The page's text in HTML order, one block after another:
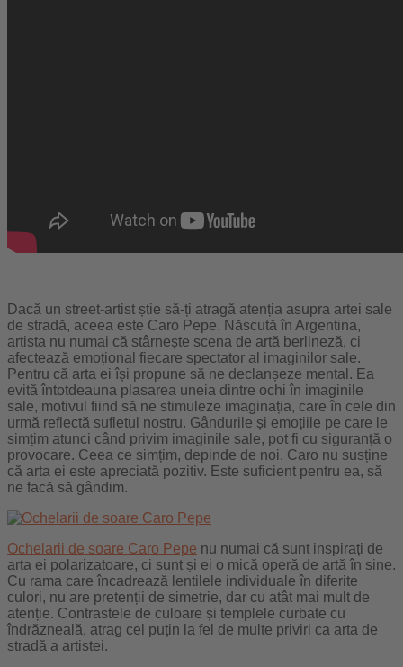
Dacă un street-artist știe să-ți atragă atenția asupra artei sale
de stradă, aceea este Caro Pepe. Născută în Argentina,
artista nu numai că stârnește scena de artă berlineză, ci
afectează emoțional fiecare spectator al imaginilor sale.
Pentru că arta ei își propune să ne declanșeze mental. Ea
evită întotdeauna plasarea uneia dintre ochi în imaginile
sale, motivul fiind să ne stimuleze imaginația, care în cele din
urmă reflectă sufletul nostru. Gândurile și emoțiile pe care le
simțim atunci când privim imaginile sale, pot fi cu siguranță o
provocare. Ceea ce simțim, depinde de noi. Caro nu susține
că arta ei este apreciată pozitiv. Este suficient pentru ea, să
ne facă să gândim.
Ochelarii de soare Caro Pepe nu numai că sunt inspirați de
arta ei polarizatoare, ci sunt și ei o mică operă de artă în sine.
Cu rama care încadrează lentilele individuale în diferite
culori, nu are pretenții de simetrie, dar cu atât mai mult de
atenție. Contrastele de culoare și templele curbate cu
îndrăzneală, atrag cel puțin la fel de multe priviri ca arta de
stradă a artistei.